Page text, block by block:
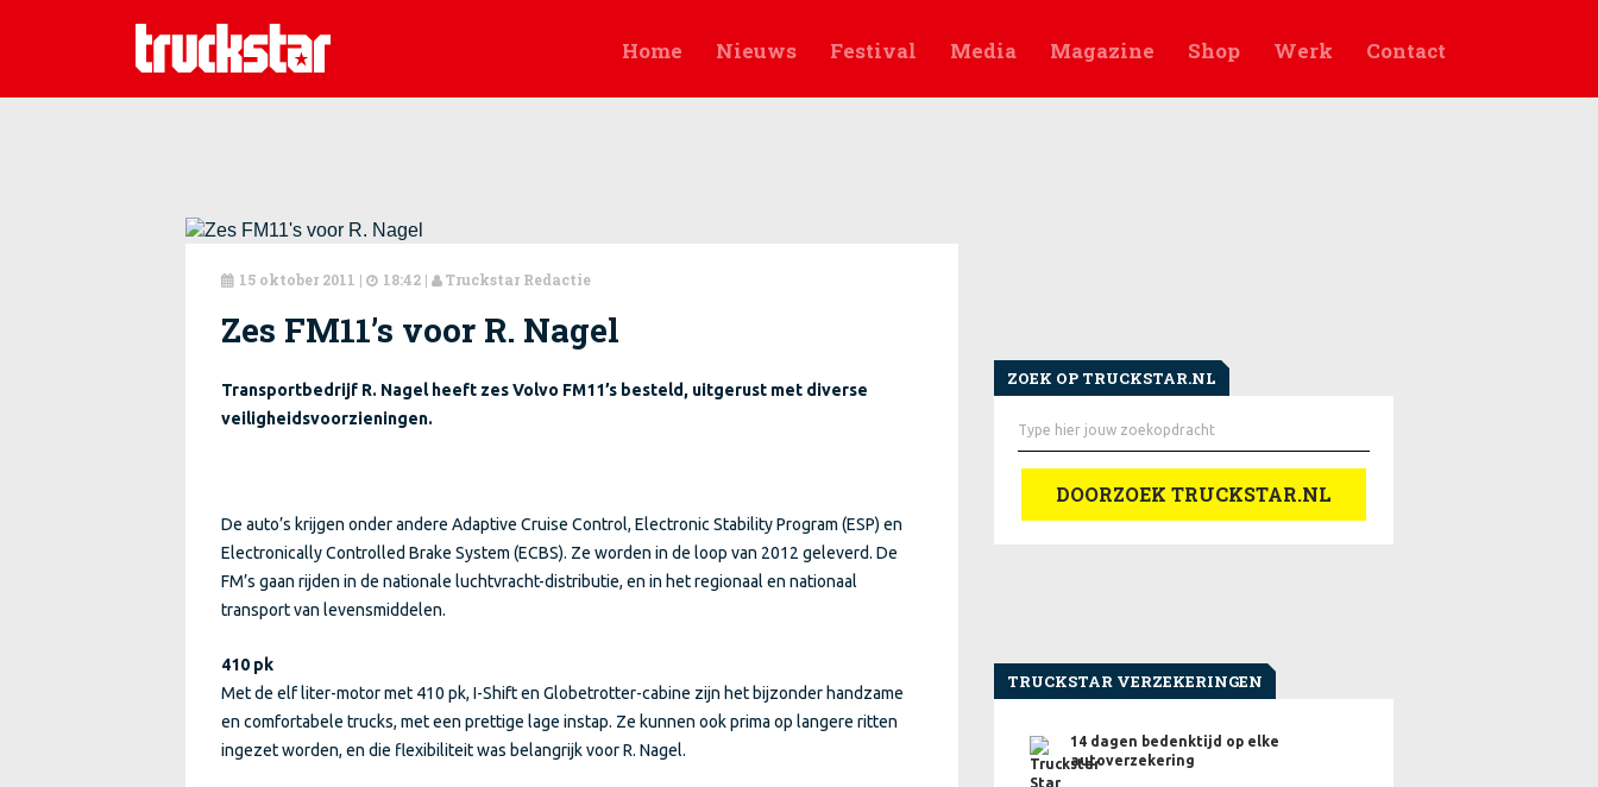
Home Nieuws Festival Media Magazine Shop Werk Contact
 15 oktober 2011 |  18:42 |  Truckstar Redactie
Zes FM11’s voor R. Nagel
Transportbedrijf R. Nagel heeft zes Volvo FM11’s besteld, uitgerust met diverse
veiligheidsvoorzieningen.
De auto’s krijgen onder andere Adaptive Cruise Control, Electronic Stability Program (ESP) en
Electronically Controlled Brake System (ECBS). Ze worden in de loop van 2012 geleverd. De
FM’s gaan rijden in de nationale luchtvracht-distributie, en in het regionaal en nationaal
transport van levensmiddelen.
410 pk
Met de elf liter-motor met 410 pk, I-Shift en Globetrotter-cabine zijn het bijzonder handzame
en comfortabele trucks, met een prettige lage instap. Ze kunnen ook prima op langere ritten
ingezet worden, en die flexibiliteit was belangrijk voor R. Nagel.
ZOEK OP TRUCKSTAR.NL
naar:
TRUCKSTAR VERZEKERINGEN
14 dagen bedenktijd op elke
autoverzekering